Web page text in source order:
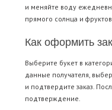
и меняйте воду
прямого солнца и фруктов.
Как оформить
Выберите букет в
данные получателя,
и подтвердите заказ.
подтверждение.